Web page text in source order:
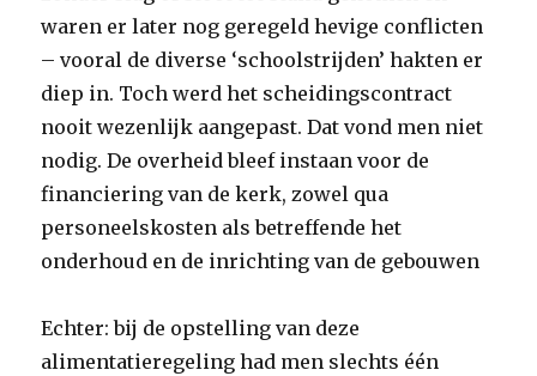
waren er later nog geregeld hevige conflicten
– vooral de diverse ‘schoolstrijden’ hakten er
diep in. Toch werd het scheidingscontract
nooit wezenlijk aangepast. Dat vond men niet
nodig. De overheid bleef instaan voor de
financiering van de kerk, zowel qua
personeelskosten als betreffende het
onderhoud en de inrichting van de gebouwen
Echter: bij de opstelling van deze
alimentatieregeling had men slechts één